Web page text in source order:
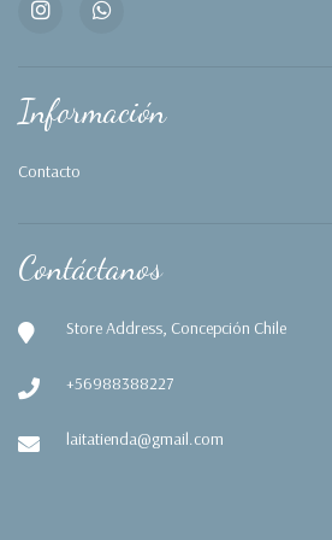
Información
Contacto
Contáctanos
Store Address, Concepción Chile
+56988388227
laitatienda@gmail.com